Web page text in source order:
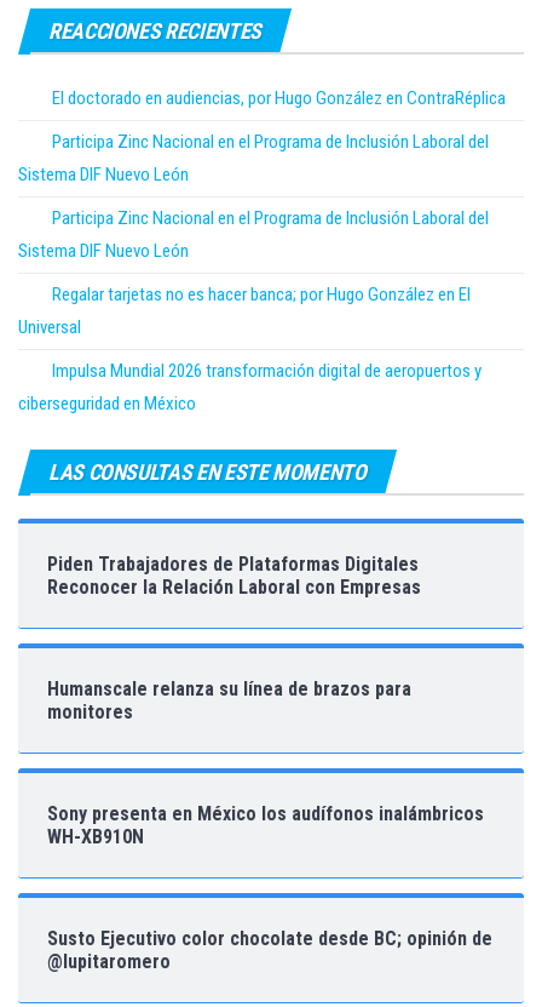
REACCIONES RECIENTES
El doctorado en audiencias, por Hugo González en ContraRéplica
Participa Zinc Nacional en el Programa de Inclusión Laboral del
Sistema DIF Nuevo León
Participa Zinc Nacional en el Programa de Inclusión Laboral del
Sistema DIF Nuevo León
Regalar tarjetas no es hacer banca; por Hugo González en El
Universal
Impulsa Mundial 2026 transformación digital de aeropuertos y
ciberseguridad en México
LAS CONSULTAS EN ESTE MOMENTO
Piden Trabajadores de Plataformas Digitales
Reconocer la Relación Laboral con Empresas
Humanscale relanza su línea de brazos para
monitores
Sony presenta en México los audífonos inalámbricos
WH-XB910N
Susto Ejecutivo color chocolate desde BC; opinión de
@lupitaromero